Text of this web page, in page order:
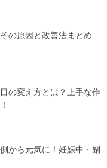
の原因と改善法まとめ
の変え方とは？上手な作
から元気に！妊娠中・副